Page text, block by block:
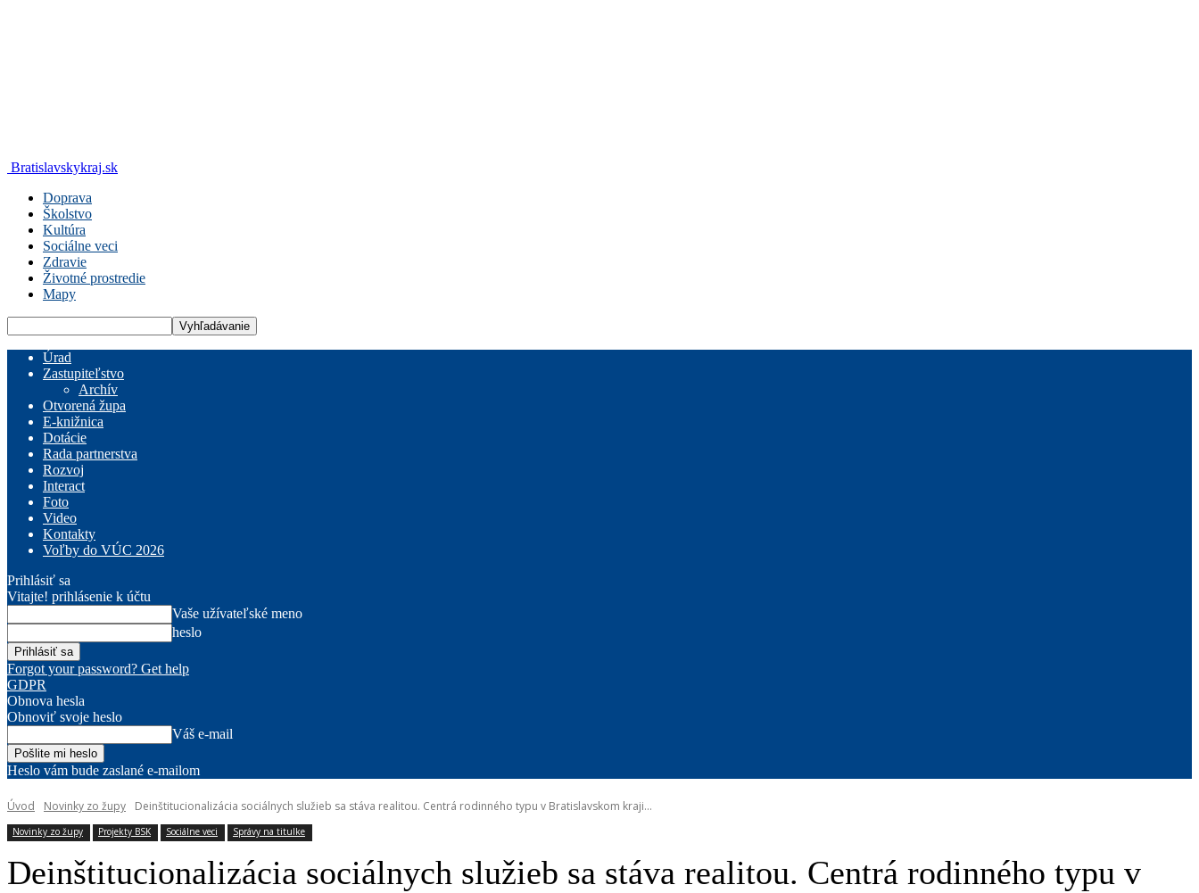
Bratislavskykraj.sk
Doprava
Školstvo
Kultúra
Sociálne veci
Zdravie
Životné prostredie
Mapy
Úrad
Zastupiteľstvo
Archív
Otvorená župa
E-knižnica
Dotácie
Rada partnerstva
Rozvoj
Interact
Foto
Video
Kontakty
Voľby do VÚC 2026
Prihlásiť sa
Vitajte! prihlásenie k účtu
Vaše užívateľské meno
heslo
Forgot your password? Get help
GDPR
Obnova hesla
Obnoviť svoje heslo
Váš e-mail
Heslo vám bude zaslané e-mailom
Úvod Novinky zo župy Deinštitucionalizácia sociálnych služieb sa stáva realitou. Centrá rodinného typu v Bratislavskom kraji...
Novinky zo župy Projekty BSK Sociálne veci Správy na titulke
Deinštitucionalizácia sociálnych služieb sa stáva realitou. Centrá rodinného typu v